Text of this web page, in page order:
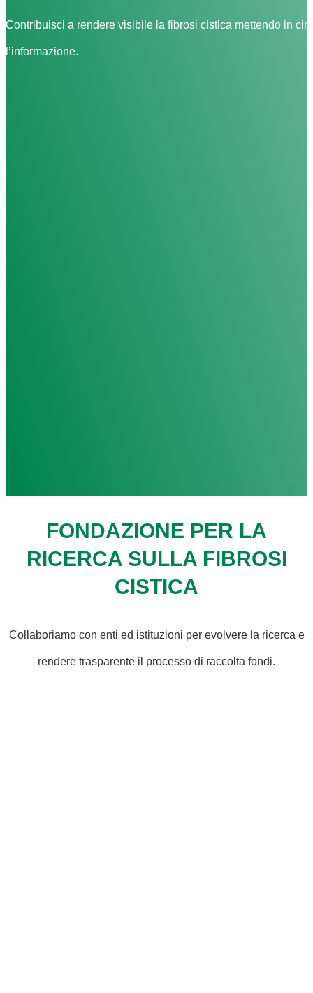
Contribuisci a rendere visibile la fibrosi cistica mettendo in
l’informazione.
FONDAZIONE PER LA
RICERCA SULLA FIBROSI
CISTICA
Collaboriamo con enti ed istituzioni per evolvere la ricerca e
rendere trasparente il processo di raccolta fondi.